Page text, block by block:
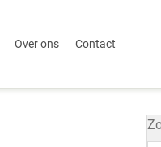
Over ons Contact